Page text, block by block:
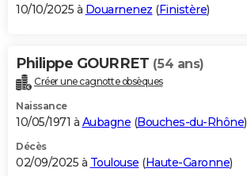
S'inscrire
Se connecter
Lycées
Collèges
Primaires
Universités
Entreprises
Service militaire
Avis de recherche
AVIS DE DÉCÈS
Bricolage
Lifestyle
Culture
Sport
Auto
Television
Voyage
Cinema
10/10/2025 à Douarnenez (Finistère)
Philippe GOURRET (54 ans)
Créer une cagnotte obsèques
Naissance
10/05/1971 à Aubagne (Bouches-du-Rhône)
Décès
02/09/2025 à Toulouse (Haute-Garonne)